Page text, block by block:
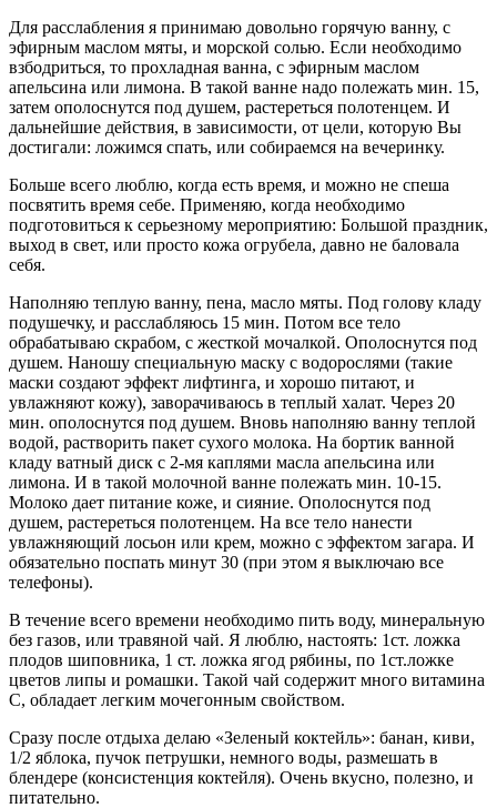
Для расслабления я принимаю довольно горячую ванну, с
эфирным маслом мяты, и морской солью. Если необходимо
взбодриться, то прохладная ванна, с эфирным маслом
апельсина или лимона. В такой ванне надо полежать мин. 15,
затем ополоснутся под душем, растереться полотенцем. И
дальнейшие действия, в зависимости, от цели, которую Вы
достигали: ложимся спать, или собираемся на вечеринку.
Больше всего люблю, когда есть время, и можно не спеша
посвятить время себе. Применяю, когда необходимо
подготовиться к серьезному мероприятию: Большой праздник,
выход в свет, или просто кожа огрубела, давно не баловала
себя.
Наполняю теплую ванну, пена, масло мяты. Под голову кладу
подушечку, и расслабляюсь 15 мин. Потом все тело
обрабатываю скрабом, с жесткой мочалкой. Ополоснутся под
душем. Наношу специальную маску с водорослями (такие
маски создают эффект лифтинга, и хорошо питают, и
увлажняют кожу), заворачиваюсь в теплый халат. Через 20
мин. ополоснутся под душем. Вновь наполняю ванну теплой
водой, растворить пакет сухого молока. На бортик ванной
кладу ватный диск с 2-мя каплями масла апельсина или
лимона. И в такой молочной ванне полежать мин. 10-15.
Молоко дает питание коже, и сияние. Ополоснутся под
душем, растереться полотенцем. На все тело нанести
увлажняющий лосьон или крем, можно с эффектом загара. И
обязательно поспать минут 30 (при этом я выключаю все
телефоны).
В течение всего времени необходимо пить воду, минеральную
без газов, или травяной чай. Я люблю, настоять: 1ст. ложка
плодов шиповника, 1 ст. ложка ягод рябины, по 1ст.ложке
цветов липы и ромашки. Такой чай содержит много витамина
С, обладает легким мочегонным свойством.
Сразу после отдыха делаю «Зеленый коктейль»: банан, киви,
1/2 яблока, пучок петрушки, немного воды, размешать в
блендере (консистенция коктейля). Очень вкусно, полезно, и
питательно.